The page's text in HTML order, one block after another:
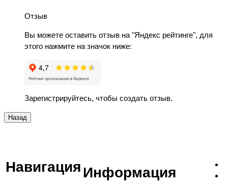
Отзыв
Вы можете оставить отзыв на "Яндекс рейтинге", для
этого нажмите на значок ниже:
Зарегистрируйтесь, чтобы создать отзыв.
НавигацияИнформация